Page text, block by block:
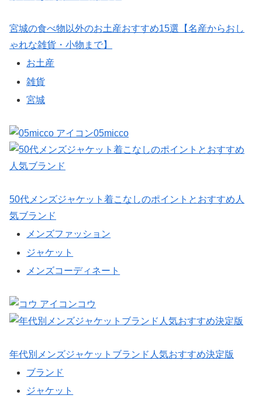
宮城の食べ物以外のお土産おすすめ15選【名産からおし
ゃれな雑貨・小物まで】
お土産
雑貨
宮城
05micco
50代メンズジャケット着こなしのポイントとおすすめ人
気ブランド
メンズファッション
ジャケット
メンズコーディネート
コウ
年代別メンズジャケットブランド人気おすすめ決定版
ブランド
ジャケット